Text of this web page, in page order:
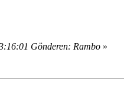
Gönderen: Rambo »